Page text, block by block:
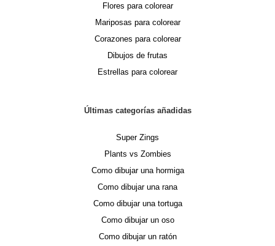
Flores para colorear
Mariposas para colorear
Corazones para colorear
Dibujos de frutas
Estrellas para colorear
Últimas categorías añadidas
Super Zings
Plants vs Zombies
Como dibujar una hormiga
Como dibujar una rana
Como dibujar una tortuga
Como dibujar un oso
Como dibujar un ratón